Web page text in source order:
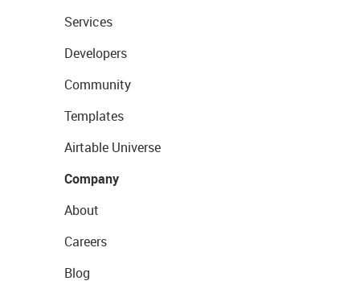
Services
Developers
Community
Templates
Airtable Universe
Company
About
Careers
Blog